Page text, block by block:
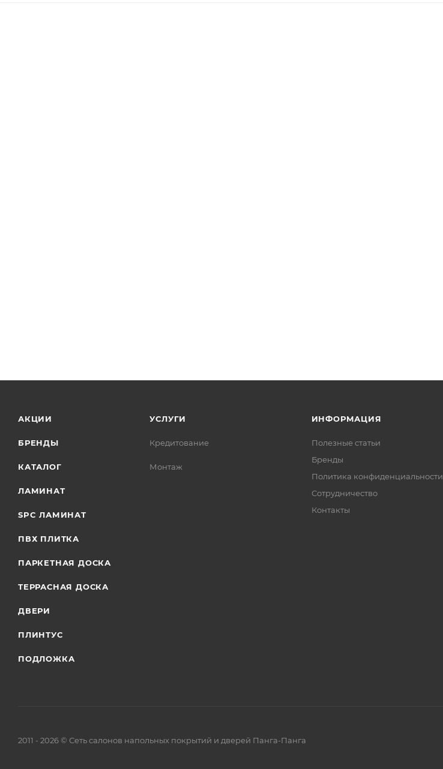
АКЦИИ
БРЕНДЫ
КАТАЛОГ
ЛАМИНАТ
SPC ЛАМИНАТ
ПВХ ПЛИТКА
ПАРКЕТНАЯ ДОСКА
ТЕРРАСНАЯ ДОСКА
ДВЕРИ
ПЛИНТУС
ПОДЛОЖКА
УСЛУГИ
Кредитование
Монтаж
ИНФОРМАЦИЯ
Полезные статьи
Бренды
Политика конфиденциальности
Сотрудничество
Контакты
2011 - 2026 © Сеть салонов напольных покрытий и дверей Панга-Панга